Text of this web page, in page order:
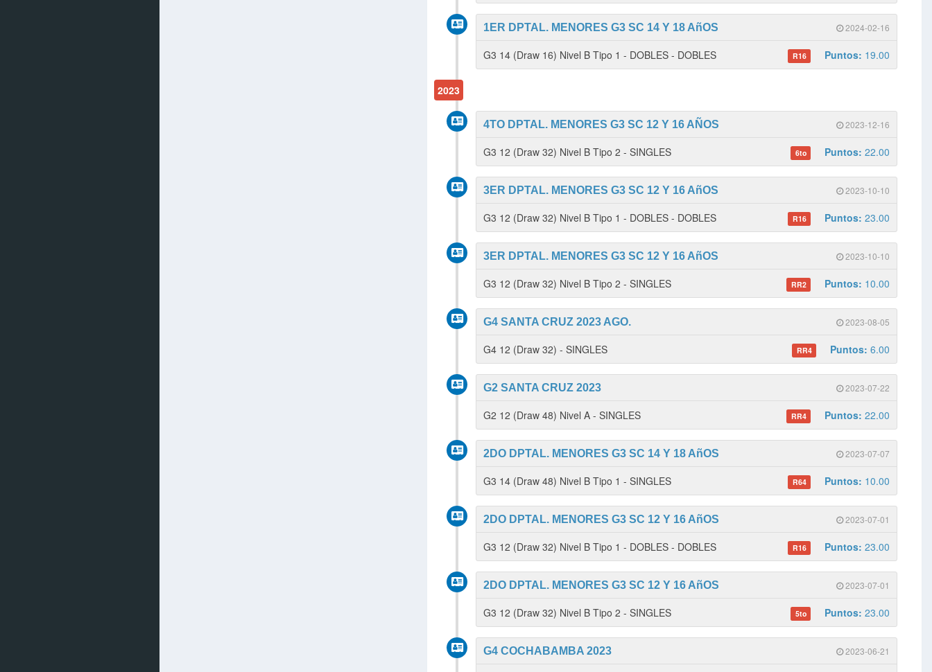
2024-02-16
1ER DPTAL. MENORES G3 SC 14 Y 18 AñOS
G3 14 (Draw 16) Nivel B Tipo 1 - DOBLES - DOBLES R16 Puntos: 19.00
2023
2023-12-16
4TO DPTAL. MENORES G3 SC 12 Y 16 AÑOS
G3 12 (Draw 32) Nivel B Tipo 2 - SINGLES 6to Puntos: 22.00
2023-10-10
3ER DPTAL. MENORES G3 SC 12 Y 16 AñOS
G3 12 (Draw 32) Nivel B Tipo 1 - DOBLES - DOBLES R16 Puntos: 23.00
2023-10-10
3ER DPTAL. MENORES G3 SC 12 Y 16 AñOS
G3 12 (Draw 32) Nivel B Tipo 2 - SINGLES RR2 Puntos: 10.00
2023-08-05
G4 SANTA CRUZ 2023 AGO.
G4 12 (Draw 32) - SINGLES RR4 Puntos: 6.00
2023-07-22
G2 SANTA CRUZ 2023
G2 12 (Draw 48) Nivel A - SINGLES RR4 Puntos: 22.00
2023-07-07
2DO DPTAL. MENORES G3 SC 14 Y 18 AñOS
G3 14 (Draw 48) Nivel B Tipo 1 - SINGLES R64 Puntos: 10.00
2023-07-01
2DO DPTAL. MENORES G3 SC 12 Y 16 AñOS
G3 12 (Draw 32) Nivel B Tipo 1 - DOBLES - DOBLES R16 Puntos: 23.00
2023-07-01
2DO DPTAL. MENORES G3 SC 12 Y 16 AñOS
G3 12 (Draw 32) Nivel B Tipo 2 - SINGLES 5to Puntos: 23.00
2023-06-21
G4 COCHABAMBA 2023